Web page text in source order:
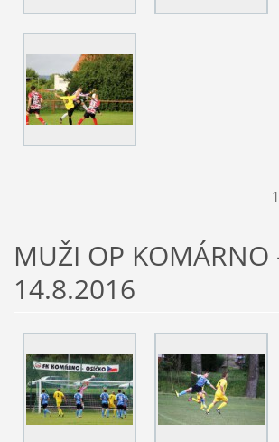
1
MUŽI OP KOMÁRNO
14.8.2016